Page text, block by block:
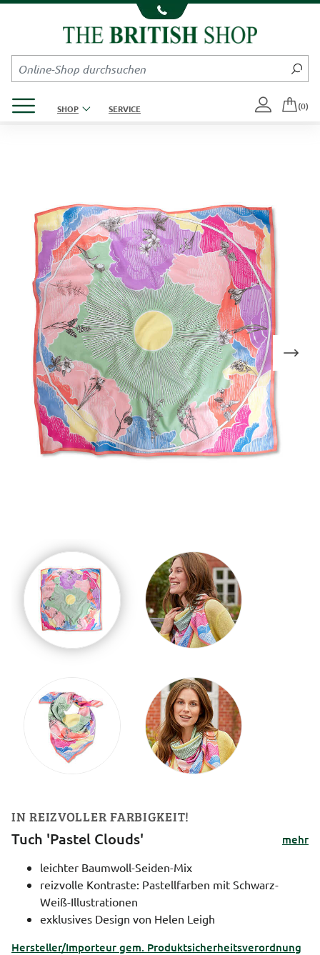
Kompletten Head der Seite überspringen
SHOP SERVICE (0)
IN REIZVOLLER FARBIGKEIT!
Tuch 'Pastel Clouds'
mehr
leichter Baumwoll-Seiden-Mix
reizvolle Kontraste: Pastellfarben mit Schwarz-
Weiß-Illustrationen
exklusives Design von Helen Leigh
Hersteller/Importeur gem. Produktsicherheitsverordnung